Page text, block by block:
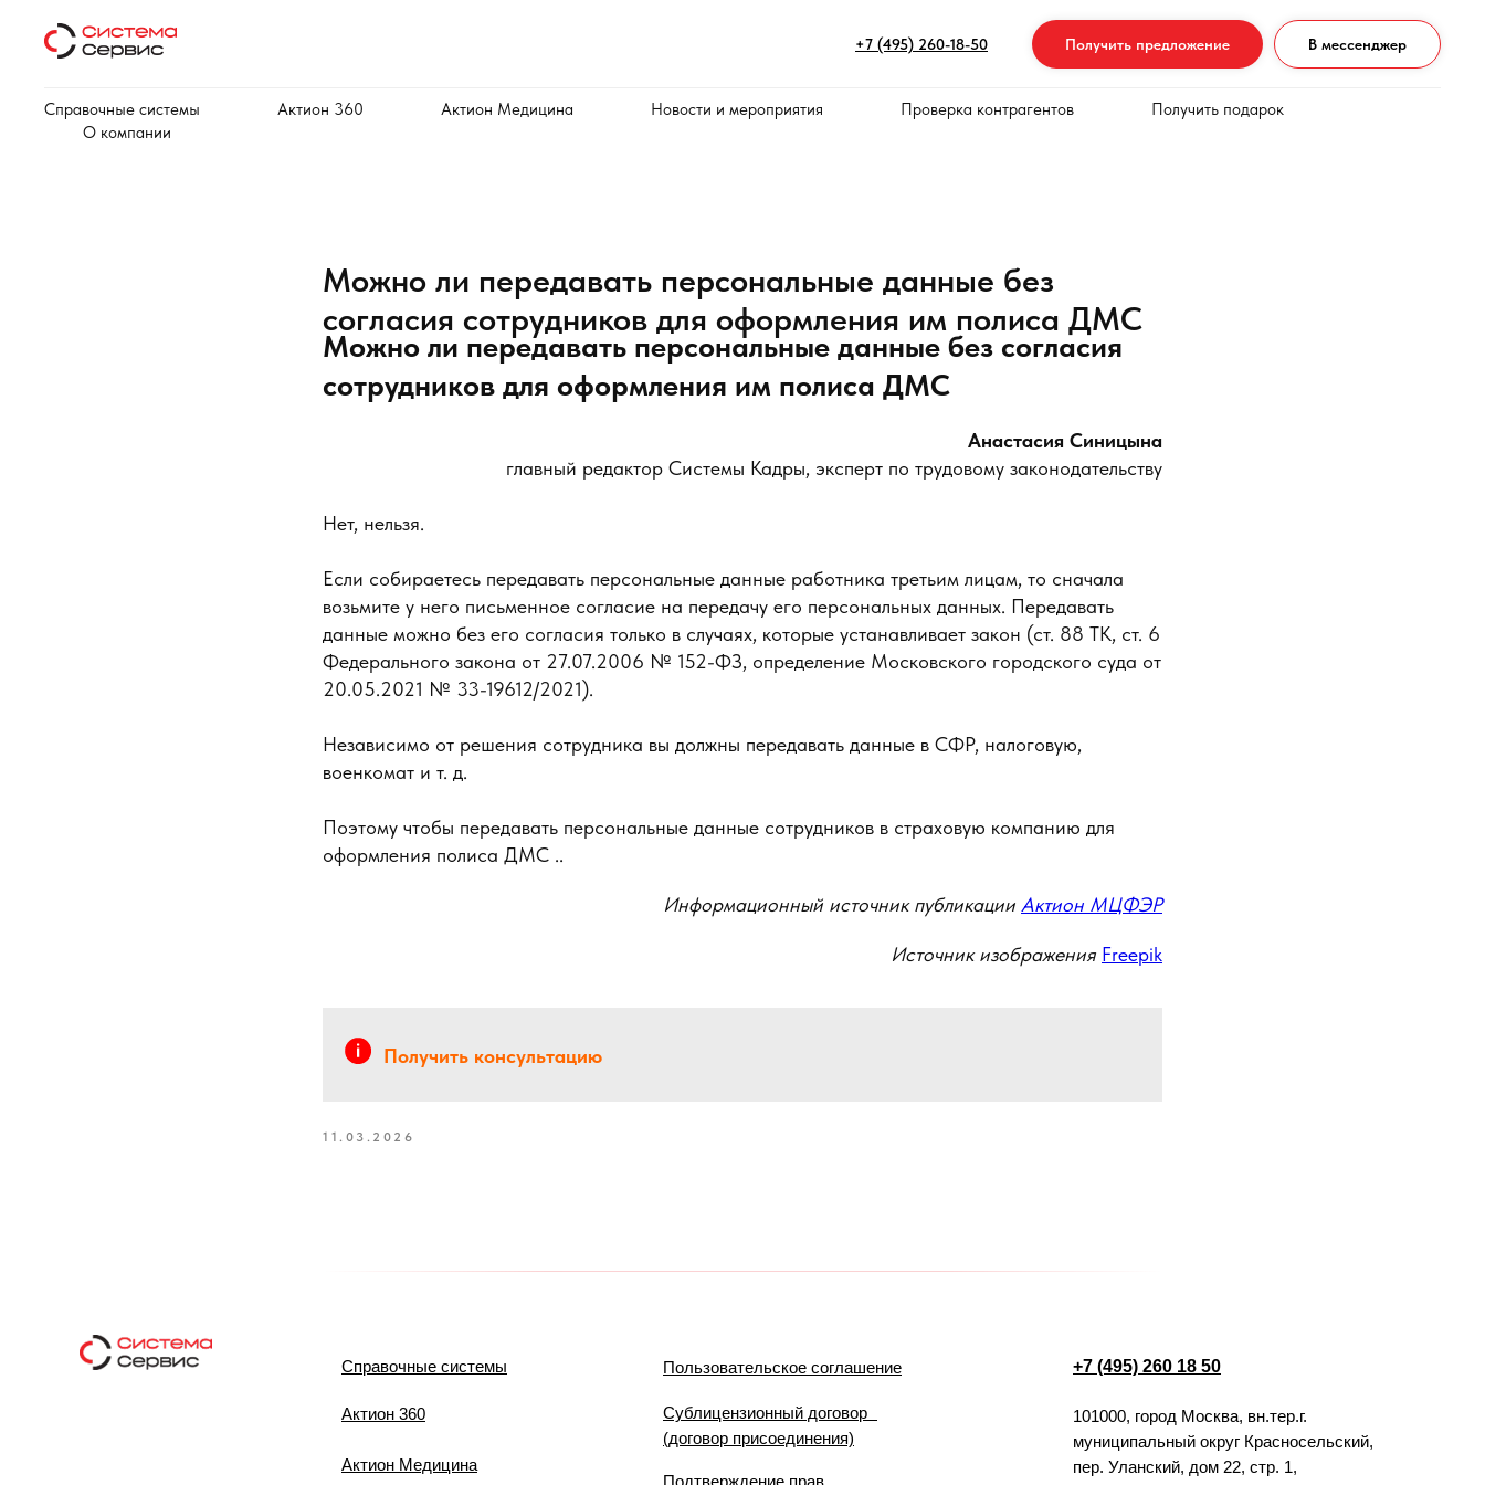
+7 (495) 260-18-50 Получить предложение В мессенджер
Справочные системы Актион 360 Актион Медицина Новости и мероприятия Проверка контрагентов
Получить подарок
О компании
Можно ли передавать персональные данные без
согласия сотрудников для оформления им полиса ДМС
Можно ли передавать персональные данные без согласия
сотрудников для оформления им полиса ДМС
Анастасия Синицына
главный редактор Системы Кадры, эксперт по трудовому законодательству
Нет, нельзя.
Если собираетесь передавать персональные данные работника третьим лицам, то сначала
возьмите у него письменное согласие на передачу его персональных данных. Передавать
данные можно без его согласия только в случаях, которые устанавливает закон (ст. 88 ТК, ст. 6
Федерального закона от 27.07.2006 № 152-ФЗ, определение Московского городского суда от
20.05.2021 № 33-19612/2021).
Независимо от решения сотрудника вы должны передавать данные в СФР, налоговую,
военкомат и т. д.
Поэтому чтобы передавать персональные данные сотрудников в страховую компанию для
оформления полиса ДМС ..
Информационный источник публикации Актион МЦФЭР
Источник изображения Freepik
Получить консультацию
11.03.2026
+7 (495) 260 18 50
101000, город Москва, вн.тер.г.
муниципальный округ Красносельский,
пер. Уланский, дом 22, стр. 1,
Справочные системы
Актион 360
Актион Медицина
Пользовательское соглашение
Сублицензионный договор
(договор присоединения)
Подтверждение прав